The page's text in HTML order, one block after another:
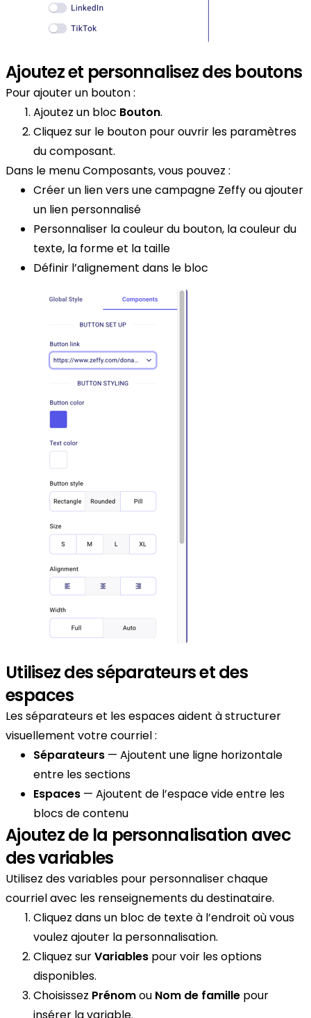
Ajoutez et personnalisez des boutons
Pour ajouter un bouton :
Ajoutez un bloc Bouton.
Cliquez sur le bouton pour ouvrir les paramètres
du composant.
Dans le menu Composants, vous pouvez :
Créer un lien vers une campagne Zeffy ou ajouter
un lien personnalisé
Personnaliser la couleur du bouton, la couleur du
texte, la forme et la taille
Définir l’alignement dans le bloc
Utilisez des séparateurs et des
espaces
Les séparateurs et les espaces aident à structurer
visuellement votre courriel :
Séparateurs — Ajoutent une ligne horizontale
entre les sections
Espaces — Ajoutent de l’espace vide entre les
blocs de contenu
Ajoutez de la personnalisation avec
des variables
Utilisez des variables pour personnaliser chaque
courriel avec les renseignements du destinataire.
Cliquez dans un bloc de texte à l’endroit où vous
voulez ajouter la personnalisation.
Cliquez surVariables pour voir les options
disponibles.
Choisissez Prénomou Nom de famille pour
insérer la variable.